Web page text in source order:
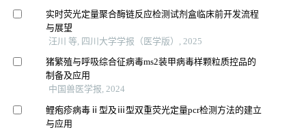
实时荧光定量聚合酶链反应检测试剂盒临床前开发流程
与展望
汪川 等, 四川大学学报（医学版）, 2025
猪繁殖与呼吸综合征病毒ms2装甲病毒样颗粒质控品的
制备及应用
中国兽医学报, 2024
鲤疱疹病毒ⅱ型及ⅲ型双重荧光定量pcr检测方法的建立
与应用